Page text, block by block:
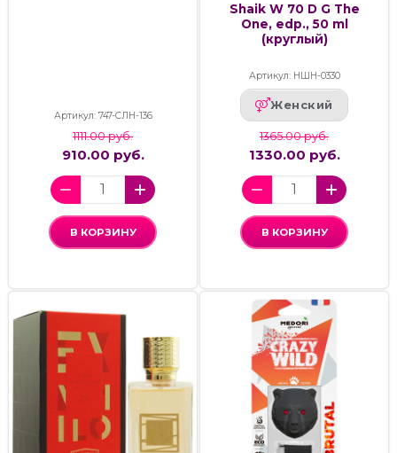
Артикул: 747-СЛН-136
1111.00 руб.
910.00 руб.
В КОРЗИНУ
Shaik W 70 D G The
One, edp., 50 ml
(круглый)
Артикул: НШН-0330
Женский
1365.00 руб.
1330.00 руб.
В КОРЗИНУ